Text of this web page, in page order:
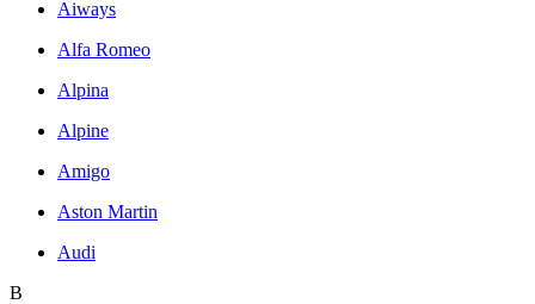
Aiways
Alfa Romeo
Alpina
Alpine
Amigo
Aston Martin
Audi
B